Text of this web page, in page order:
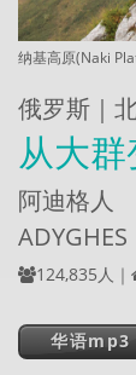
纳基高原(Naki
俄罗斯｜
从大
阿迪格人
ADYGHES
124,835人｜
华语